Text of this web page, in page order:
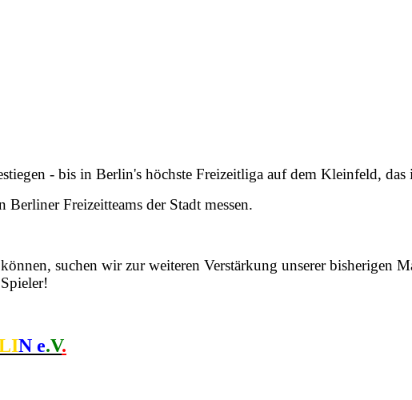
- bis in Berlin's höchste Freizeitliga auf dem Kleinfeld,
Freizeitteams der Stadt messen.
suchen wir zur weiteren Verstärkung unserer bisherigen
N e.V.